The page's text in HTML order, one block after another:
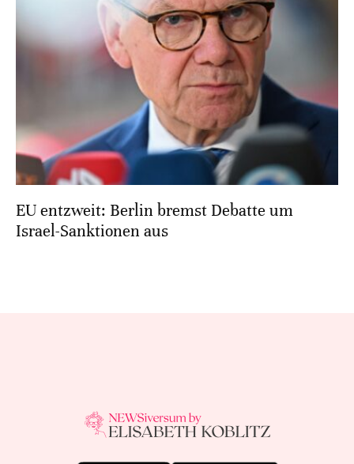
EU entzweit: Berlin bremst Debatte um
Israel-Sanktionen aus